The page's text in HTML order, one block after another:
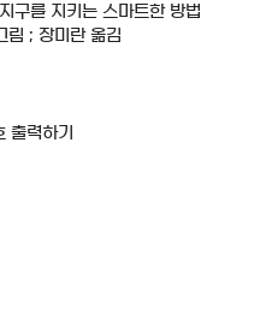
구를 지키는 스마트한 방법
림 ; 장미란 옮김
출력하기